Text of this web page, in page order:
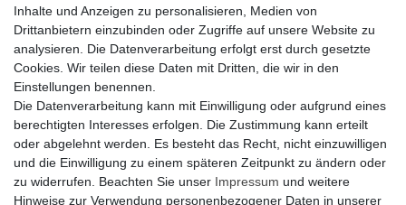
© Copyright 2026 Ripos24| Alle Rechte vorbehalten.
Inhalte und Anzeigen zu personalisieren, Medien von
Drittanbietern einzubinden oder Zugriffe auf unsere Website zu
analysieren. Die Datenverarbeitung erfolgt erst durch gesetzte
Cookies. Wir teilen diese Daten mit Dritten, die wir in den
Einstellungen benennen.
Die Datenverarbeitung kann mit Einwilligung oder aufgrund eines
berechtigten Interesses erfolgen. Die Zustimmung kann erteilt
oder abgelehnt werden. Es besteht das Recht, nicht einzuwilligen
und die Einwilligung zu einem späteren Zeitpunkt zu ändern oder
zu widerrufen. Beachten Sie unser Impressum und weitere
Hinweise zur Verwendung personenbezogener Daten in unserer